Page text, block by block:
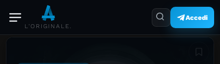
L'ORIGINALE.
Accedi